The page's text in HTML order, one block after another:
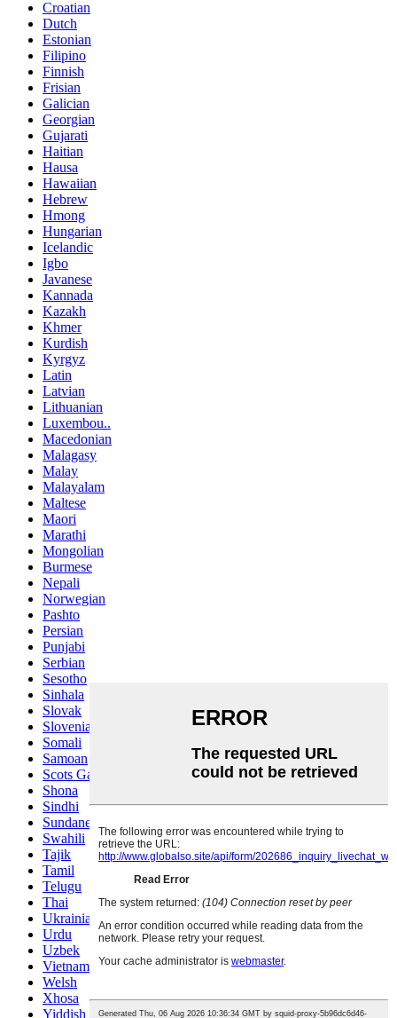
Croatian
Dutch
Estonian
Filipino
Finnish
Frisian
Galician
Georgian
Gujarati
Haitian
Hausa
Hawaiian
Hebrew
Hmong
Hungarian
Icelandic
Igbo
Javanese
Kannada
Kazakh
Khmer
Kurdish
Kyrgyz
Latin
Latvian
Lithuanian
Luxembou..
Macedonian
Malagasy
Malay
Malayalam
Maltese
Maori
Marathi
Mongolian
Burmese
Nepali
Norwegian
Pashto
Persian
Punjabi
Serbian
Sesotho
Sinhala
Slovak
Slovenian
Somali
Samoan
Scots Gaelic
Shona
Sindhi
Sundanese
Swahili
Tajik
Tamil
Telugu
Thai
Ukrainian
Urdu
Uzbek
Vietnamese
Welsh
Xhosa
Yiddish